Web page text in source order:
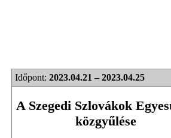
Időpont: 2023.04.21 – 2023.04.25
A Szegedi Szlovákok
közgyűlése